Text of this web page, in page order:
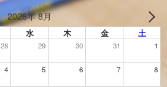
2026年 8月
水 木 金 土
28 29 30 31 1
4 5 6 7 8